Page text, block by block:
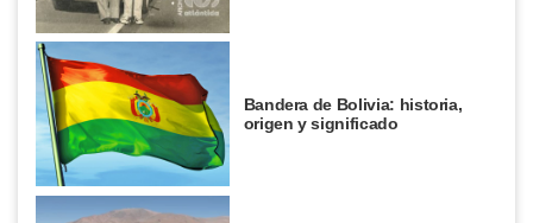
Bandera de Bolivia: historia,
origen y significado